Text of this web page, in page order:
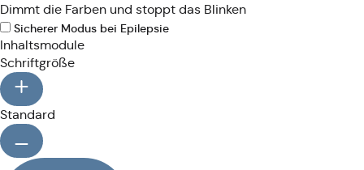
Dimmt die Farben und stoppt das Blinken
Sicherer Modus bei Epilepsie
Inhaltsmodule
Schriftgröße
Standard